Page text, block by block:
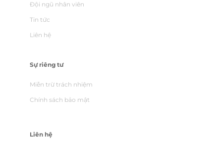
Đội ngũ nhân viên
Tin tức
Liên hệ
Sự riêng tư
Miễn trừ trách nhiệm
Chính sách bảo mật
Liên hệ